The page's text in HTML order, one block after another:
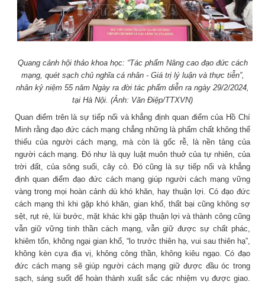
Quang cảnh hội thảo khoa học: “Tác phẩm Nâng cao đạo đức cách
mạng, quét sạch chủ nghĩa cá nhân - Giá trị lý luận và thực tiễn”,
nhân kỷ niệm 55 năm Ngày ra đời tác phẩm diễn ra ngày 29/2/2024,
tại Hà Nội. (Ảnh: Văn Điệp/TTXVN)
Quan điểm trên là sự tiếp nối và khẳng định quan điểm của Hồ Chí
Minh rằng đạo đức cách mạng chẳng những là phẩm chất không thể
thiếu của người cách mạng, mà còn là gốc rễ, là nền tảng của
người cách mạng. Đó như là quy luật muôn thuở của tự nhiên, của
trời đất, của sông suối, cây cỏ. Đó cũng là sự tiếp nối và khẳng
định quan điểm đạo đức cách mạng giúp người cách mạng vững
vàng trong mọi hoàn cảnh dù khó khăn, hay thuận lợi. Có đạo đức
cách mạng thì khi gặp khó khăn, gian khổ, thất bại cũng không sợ
sệt, rụt rè, lùi bước, mặt khác khi gặp thuận lợi và thành công cũng
vẫn giữ vững tinh thần cách mạng, vẫn giữ được sự chất phác,
khiêm tốn, không ngại gian khổ, “lo trước thiên hạ, vui sau thiên hạ”,
không kèn cựa địa vị, không công thần, không kiêu ngạo. Có đạo
đức cách mạng sẽ giúp người cách mạng giữ được đầu óc trong
sạch, sáng suốt để hoàn thành xuất sắc các nhiệm vụ được giao.